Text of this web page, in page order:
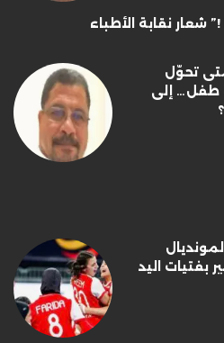
شعار نقابة الأطباء
تحوّل
طفل… إلى
بفتيات اليد